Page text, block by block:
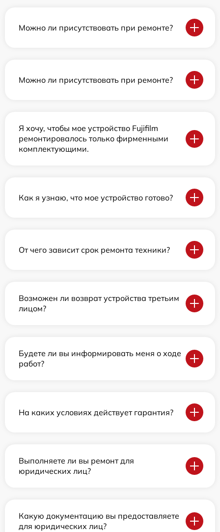
Можно ли присутствовать при ремонте?
Можно ли присутствовать при ремонте?
Я хочу, чтобы мое устройство Fujifilm
ремонтировалось только фирменными
комплектующими.
Как я узнаю, что мое устройство готово?
От чего зависит срок ремонта техники?
Возможен ли возврат устройства третьим
лицом?
Будете ли вы информировать меня о ходе
работ?
На каких условиях действует гарантия?
Выполняете ли вы ремонт для
юридических лиц?
Какую документацию вы предоставляете
для юридических лиц?